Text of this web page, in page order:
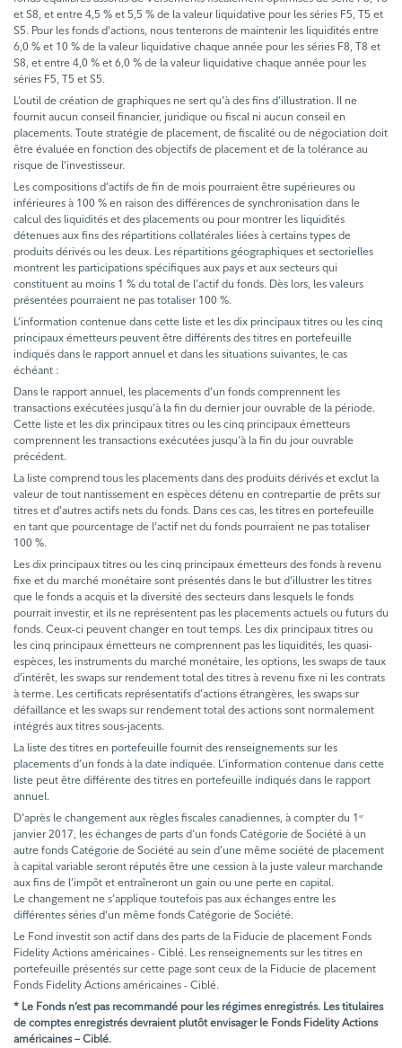
et S8, et entre 4,5 % et 5,5 % de la valeur liquidative pour les séries F5, T5 et
S5. Pour les fonds d’actions, nous tenterons de maintenir les liquidités entre
6,0 % et 10 % de la valeur liquidative chaque année pour les séries F8, T8 et
S8, et entre 4,0 % et 6,0 % de la valeur liquidative chaque année pour les
séries F5, T5 et S5.
L’outil de création de graphiques ne sert qu’à des fins d’illustration. Il ne
fournit aucun conseil financier, juridique ou fiscal ni aucun conseil en
placements. Toute stratégie de placement, de fiscalité ou de négociation doit
être évaluée en fonction des objectifs de placement et de la tolérance au
risque de l’investisseur.
Les compositions d’actifs de fin de mois pourraient être supérieures ou
inférieures à 100 % en raison des différences de synchronisation dans le
calcul des liquidités et des placements ou pour montrer les liquidités
détenues aux fins des répartitions collatérales liées à certains types de
produits dérivés ou les deux. Les répartitions géographiques et sectorielles
montrent les participations spécifiques aux pays et aux secteurs qui
constituent au moins 1 % du total de l’actif du fonds. Dès lors, les valeurs
présentées pourraient ne pas totaliser 100 %.
L’information contenue dans cette liste et les dix principaux titres ou les cinq
principaux émetteurs peuvent être différents des titres en portefeuille
indiqués dans le rapport annuel et dans les situations suivantes, le cas
échéant :
Dans le rapport annuel, les placements d’un fonds comprennent les
transactions exécutées jusqu’à la fin du dernier jour ouvrable de la période.
Cette liste et les dix principaux titres ou les cinq principaux émetteurs
comprennent les transactions exécutées jusqu’à la fin du jour ouvrable
précédent.
La liste comprend tous les placements dans des produits dérivés et exclut la
valeur de tout nantissement en espèces détenu en contrepartie de prêts sur
titres et d’autres actifs nets du fonds. Dans ces cas, les titres en portefeuille
en tant que pourcentage de l’actif net du fonds pourraient ne pas totaliser
100 %.
Les dix principaux titres ou les cinq principaux émetteurs des fonds à revenu
fixe et du marché monétaire sont présentés dans le but d’illustrer les titres
que le fonds a acquis et la diversité des secteurs dans lesquels le fonds
pourrait investir, et ils ne représentent pas les placements actuels ou futurs du
fonds. Ceux-ci peuvent changer en tout temps. Les dix principaux titres ou
les cinq principaux émetteurs ne comprennent pas les liquidités, les quasi-
espèces, les instruments du marché monétaire, les options, les swaps de taux
d’intérêt, les swaps sur rendement total des titres à revenu fixe ni les contrats
à terme. Les certificats représentatifs d’actions étrangères, les swaps sur
défaillance et les swaps sur rendement total des actions sont normalement
intégrés aux titres sous-jacents.
La liste des titres en portefeuille fournit des renseignements sur les
placements d’un fonds à la date indiquée. L’information contenue dans cette
liste peut être différente des titres en portefeuille indiqués dans le rapport
annuel.
D'après le changement aux règles fiscales canadiennes, à compter du 1 er
janvier 2017, les échanges de parts d’un fonds Catégorie de Société à un
autre fonds Catégorie de Société au sein d’une même société de placement
à capital variable seront réputés être une cession à la juste valeur marchande
aux fins de l’impôt et entraîneront un gain ou une perte en capital.
Le changement ne s’applique toutefois pas aux échanges entre les
différentes séries d’un même fonds Catégorie de Société.
Le Fond investit son actif dans des parts de la Fiducie de placement Fonds
Fidelity Actions américaines - Ciblé. Les renseignements sur les titres en
portefeuille présentés sur cette page sont ceux de la Fiducie de placement
Fonds Fidelity Actions américaines - Ciblé.
* Le Fonds n’est pas recommandé pour les régimes enregistrés. Les titulaires
de comptes enregistrés devraient plutôt envisager le Fonds Fidelity Actions
américaines – Ciblé.